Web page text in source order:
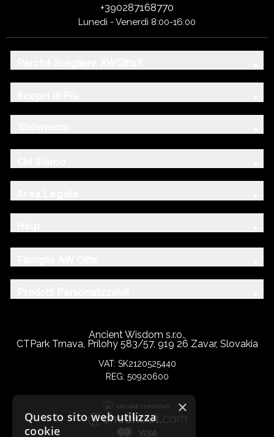
+390287168770
Lunedì - Venerdì 8:00-16:00
Ancient Wisdom s.r.o.,
CTPark Trnava, Prílohy 583/57, 919 26 Zavar, Slovakia
VAT: SK2120525440
REG: 50920600
×
Questo sito web utilizza
cookie